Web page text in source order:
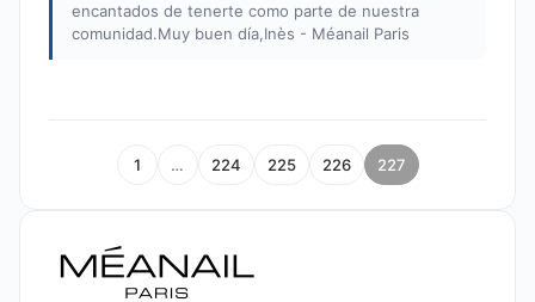
encantados de tenerte como parte de nuestra
comunidad.Muy buen día,Inès - Méanail Paris
1 … 224 225 226 227